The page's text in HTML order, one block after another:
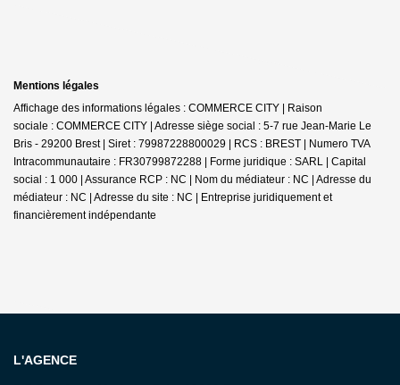
Mentions légales
Affichage des informations légales : COMMERCE CITY | Raison
sociale : COMMERCE CITY | Adresse siège social : 5-7 rue Jean-Marie Le
Bris - 29200 Brest | Siret : 79987228800029 | RCS : BREST | Numero TVA
Intracommunautaire : FR30799872288 | Forme juridique : SARL | Capital
social : 1 000 | Assurance RCP : NC | Nom du médiateur : NC | Adresse du
médiateur : NC | Adresse du site : NC | Entreprise juridiquement et
financièrement indépendante
L'AGENCE